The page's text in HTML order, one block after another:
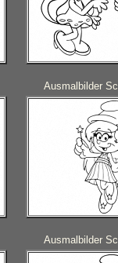
Ausmalbilder
Ausmalbilder